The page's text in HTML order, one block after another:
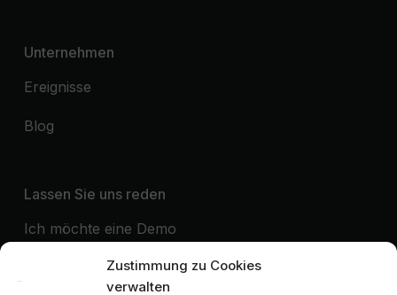
Zustimmung zu Cookies
verwalten
Unternehmen
Ereignisse
Blog
Lassen Sie uns reden
Ich möchte eine Demo
Ich möchte Kontakt aufnehmen mit